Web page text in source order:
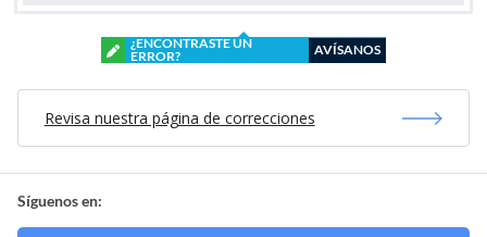
¿ENCONTRASTE UN
ERROR?
AVÍSANOS
Revisa nuestra página de correcciones
Síguenos en: